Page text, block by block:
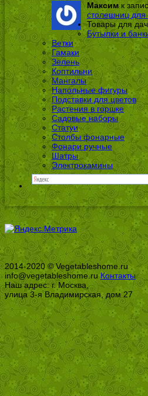
Максимк
столешниц
Товары для
Бутылки и
Ветки
Гамаки
Зелень
Коптильни
Мангалы
Напольные фигуры
Подставки для цветов
Растения в горшке
Садовые наборы
Статуи
Столбы фонарные
Фонари ручные
Шатры
Электрокамины
2014-2020 © Vegetableshome.ru
info@vegetableshome.ruКонтакты
Наш адрес: г. Москва,
улица 3-я Владимирская, дом 27